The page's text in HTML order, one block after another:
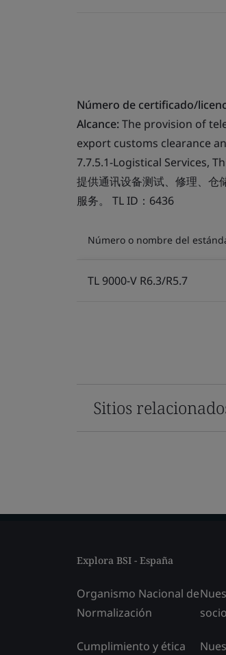
Número de certificado/
Alcance:The provision of
export customs clearance
7.7.5.1-Logistical Services,
提供通讯设备测试、修理、仓
服务。 TL ID：6436
Número o nombre del
TL 9000-V R6.3/R5.7
Sitios
Explora BSI - España
Organismo Nacional de
Normalización
Cumplimiento y ética